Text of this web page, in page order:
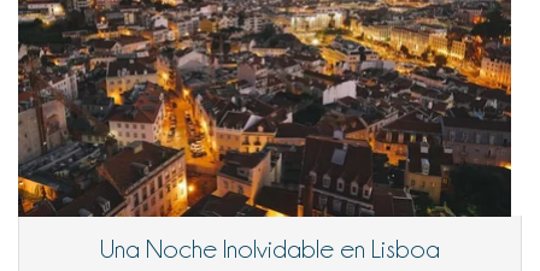
Una Noche Inolvidable en Lisboa